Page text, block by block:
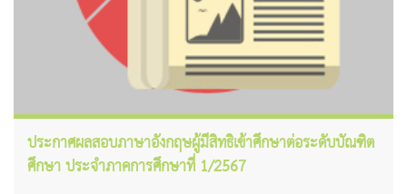
ประกาศผลสอบภาษาอังกฤษผู้มีสิทธิเข้าศึกษาต่อระดับบัณฑิต
ศึกษา ประจำภาคการศึกษาที่ 1/2567